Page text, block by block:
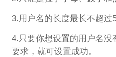
3.用户名的长度最长不超过
4.只要你想设置的用户名
要求，就可设置成功。